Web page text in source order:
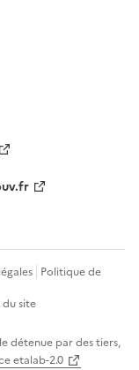
Politique de
du site
détenue par des tiers,
etalab-2.0